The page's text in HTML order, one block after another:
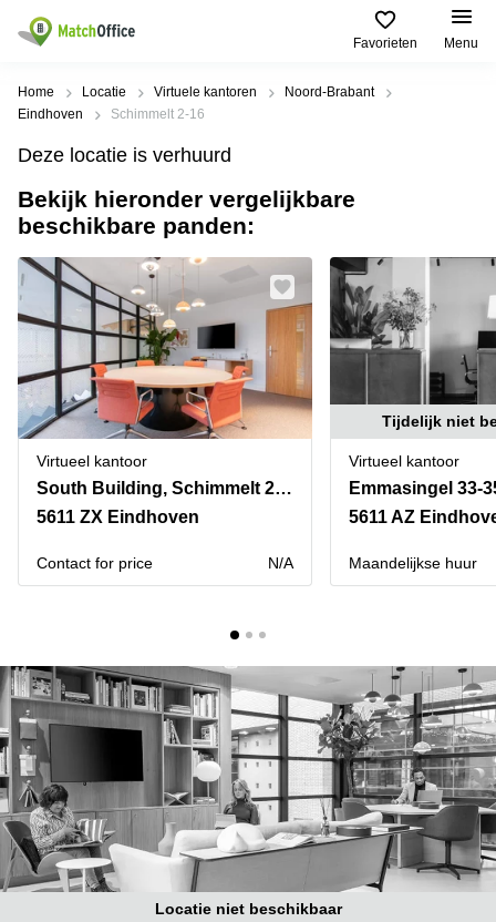
Favorieten Menu
Huren / Verhuren
Productpagina's
Kantoorruimten
Business
Flexplekken
Coworking
Vergaderruimten
Virtueel
Kantoor
Bedrijfsruimte
Populaire
Steden
Alkmaar
Oost
Amsterdam
Westpoort
Bergen
op
Zoom
Amersfoort
Breda
Hengelo
Hilversum
Rotterdam
Tiel
Tilburg
Zwolle
Amsterdam
Westpoort
Populaire
zoekopdrachten
Kantoorruimte
in Breda
Kantoor
huren
Bergen
op
Kantoor
huren
Tiel
Kantoor
huren
Reeuwijk
Business
center
Amsterdam
Westpoort
Business
center
Hilversum
Business
center
Den
Haag
Help
Over ons
Voeg je kantoorruimte toe
Huurprijs
Log in
Home Locatie Virtuele kantoren
Noord-Brabant
Eindhoven
Schimmelt 2-16
Deze locatie is verhuurd
Bekijk hieronder vergelijkbare
beschikbare panden:
Virtueel kantoor
South Building, Schimmelt 2-16
5611 ZX Eindhoven
Contact for price N/A
Tijdelijk niet
Virtueel kantoor
Emmasingel 33-
5611 AZ
Maandelijkse huur
Locatie niet beschikbaar